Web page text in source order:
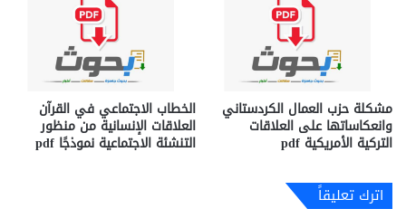
مشكلة حزب العمال الكردستاني
وانعكاساتها على العلاقات
التركية الأمريكية pdf
الخطاب الاجتماعي في القرآن
العلاقات الإنسانية من منظور
التنشئة الاجتماعية نموذجًا pdf
اترك تعليقاً